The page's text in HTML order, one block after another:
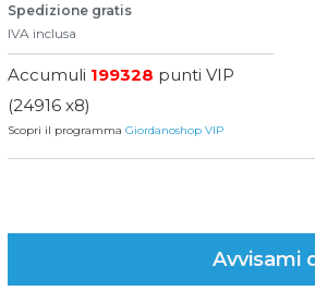
Spedizione gratis
IVA inclusa
Accumuli 199328 punti VIP
(24916 x8)
Scopri il programmaGiordanoshop VIP
Avvisami